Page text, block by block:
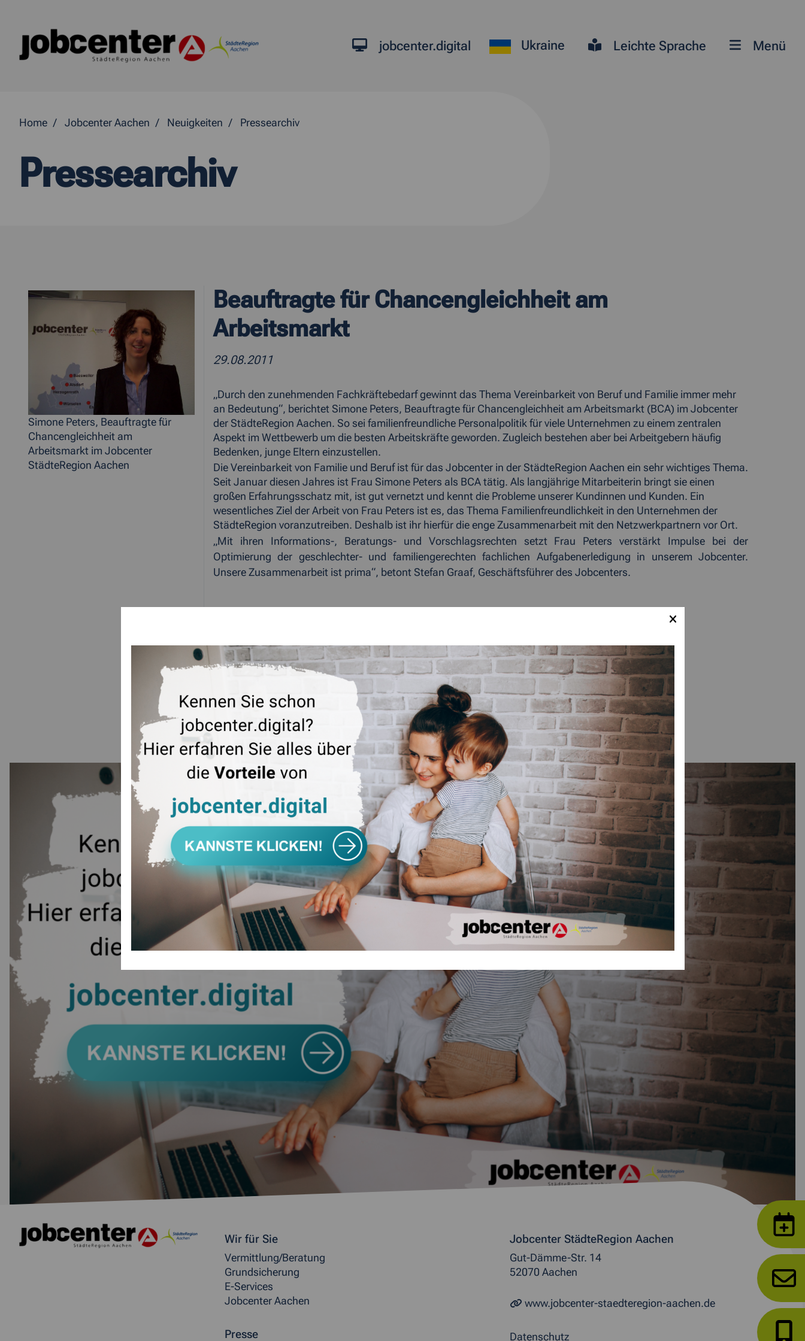
jobcenter.digital Ukraine Leichte Sprache Menü
Home Jobcenter Aachen Neuigkeiten Pressearchiv
Pressearchiv
Beauftragte für Chancengleichheit am
Arbeitsmarkt
29.08.2011
„Durch den zunehmenden Fachkräftebedarf gewinnt das Thema Vereinbarkeit von Beruf und Familie immer mehr
an Bedeutung“, berichtet Simone Peters, Beauftragte für Chancengleichheit am Arbeitsmarkt (BCA) im Jobcenter
der StädteRegion Aachen. So sei familienfreundliche Personalpolitik für viele Unternehmen zu einem zentralen
Aspekt im Wettbewerb um die besten Arbeitskräfte geworden. Zugleich bestehen aber bei Arbeitgebern häufig
Bedenken, junge Eltern einzustellen.
Die Vereinbarkeit von Familie und Beruf ist für das Jobcenter in der StädteRegion Aachen ein sehr wichtiges Thema.
Seit Januar diesen Jahres ist Frau Simone Peters als BCA tätig. Als langjährige Mitarbeiterin bringt sie einen
großen Erfahrungsschatz mit, ist gut vernetzt und kennt die Probleme unserer Kundinnen und Kunden. Ein
wesentliches Ziel der Arbeit von Frau Peters ist es, das Thema Familienfreundlichkeit in den Unternehmen der
StädteRegion voranzutreiben. Deshalb ist ihr hierfür die enge Zusammenarbeit mit den Netzwerkpartnern vor Ort.
„Mit ihren Informations-, Beratungs- und Vorschlagsrechten setzt Frau Peters verstärkt Impulse bei der
Optimierung der geschlechter- und familiengerechten fachlichen Aufgabenerledigung in unserem Jobcenter.
Unsere Zusammenarbeit ist prima“, betont Stefan Graaf, Geschäftsführer des Jobcenters.
Simone Peters, Beauftragte für
Chancengleichheit am
Arbeitsmarkt im Jobcenter
StädteRegion Aachen
Weitere allgemeine Informationen
Wir für Sie
Vermittlung/Beratung
Grundsicherung
E-Services
Jobcenter Aachen
Presse
Jobcenter StädteRegion Aachen
Gut-Dämme-Str. 14
52070 Aachen
www.jobcenter-staedteregion-aachen.de
Datenschutz